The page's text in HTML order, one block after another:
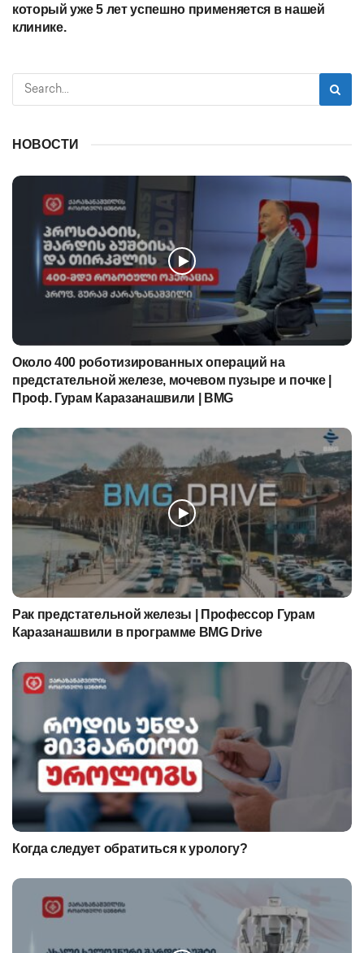
который уже 5 лет успешно применяется в нашей
клинике.
НОВОСТИ
Около 400 роботизированных операций на
предстательной железе, мочевом пузыре и почке |
Проф. Гурам Каразанашвили | BMG
Рак предстательной железы | Профессор Гурам
Каразанашвили в программе BMG Drive
Когда следует обратиться к урологу?